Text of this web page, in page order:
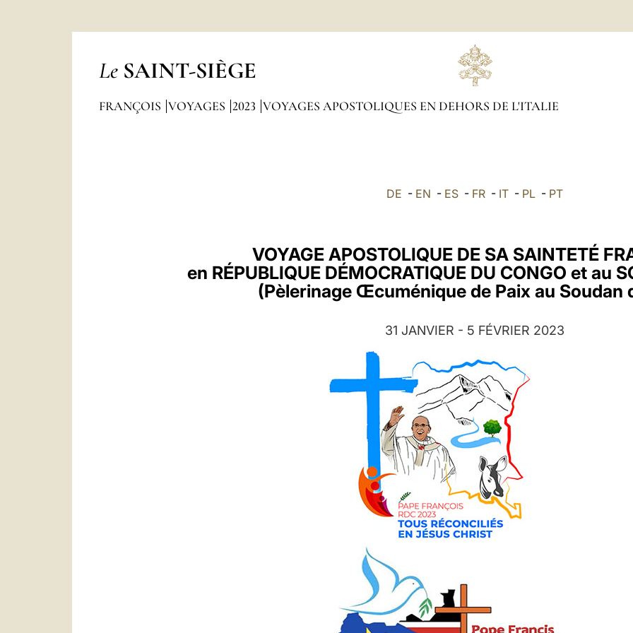
Le SAINT-SIÈGE
FRANÇOIS VOYAGES 2023 VOYAGES APOSTOLIQUES EN DEHORS DE L'ITALIE
DE - EN - ES - FR - IT - PL - PT
VOYAGE APOSTOLIQUE DE SA SAINTETÉ
en RÉPUBLIQUE DÉMOCRATIQUE DU CONGO et au
(Pèlerinage Œcuménique de Paix au Soudan
31 JANVIER - 5 FÉVRIER 2023